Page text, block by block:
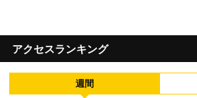
アクセスランキング
週間